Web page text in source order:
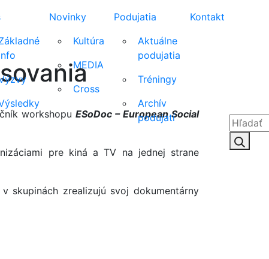
Novinky
Kultúra
MEDIA
Cross
Podujatia
Aktuálne
podujatia
Tréningy
Archív
podujatí
Kontakt
Hľadať:
workshopuESoDoc – European Social
pre kiná a TV na jednej strane
skupinách zrealizujú svoj dokumentárny